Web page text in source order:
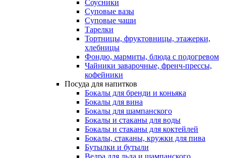
Соусники
Суповые вазы
Суповые чаши
Тарелки
Тортницы, фруктовницы, этажерки,
хлебницы
Фондю, мармиты, блюда с подогревом
Чайники заварочные, френч-прессы,
кофейники
Посуда для напитков
Бокалы для бренди и коньяка
Бокалы для вина
Бокалы для шампанского
Бокалы и стаканы для воды
Бокалы и стаканы для коктейлей
Бокалы, стаканы, кружки для пива
Бутылки и бутыли
Ведра для льда и шампанского,